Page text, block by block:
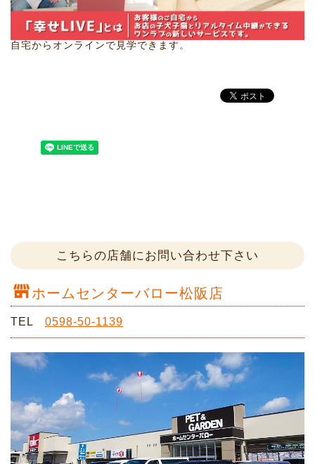
自宅からオンラインで見学できます。
こちらの店舗にお問い合わせ下さい
ホームセンターバロー松阪店
TEL 0598-50-1139